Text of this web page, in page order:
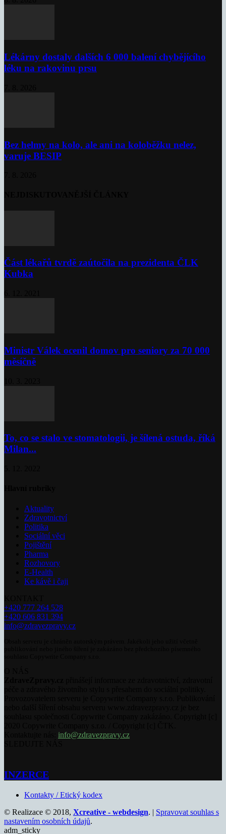
Lékárny dostaly dalších 6 000 balení chybějícího
léku na rakovinu prsu
Bez helmy na kolo, ale ani na koloběžku nelez,
varuje BESIP
Část lékařů tvrdě zaútočila na prezidenta ČLK
Kubka
Ministr Válek ocenil domov pro seniory za 70 000
měsíčně
To, co se stalo ve stomatologii, je šílená ostuda, říká
Milan...
Aktuality
Zdravotnictví
Politika
Sociální věci
Pojištění
Pharma
Rozhovory
E-Health
Ke kávě i čaji
+420 777 264 528
+420 606 831 394
info@zdravezpravy.cz
info@zdravezpravy.cz
INZERCE
Kontakty / Etický kodex
© Realizace © 2018, Xcreative - webdesign. | Spravovat souhlas s
nastavením osobních údajů.
adm_sticky